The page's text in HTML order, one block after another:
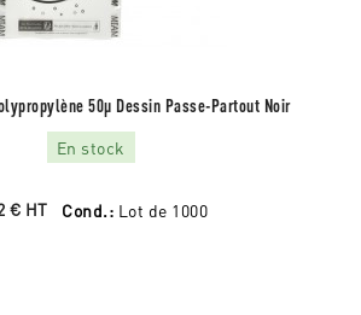
50µ Dessin Passe-Partout Noir
En stock
€ HT Cond.: Lot de 1000